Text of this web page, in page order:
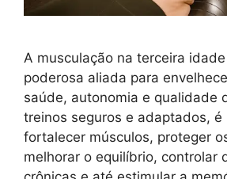
A musculação na terceira
poderosa aliada para
saúde, autonomia e qualidade
treinos seguros e adaptados, é
fortalecer músculos, proteger
melhorar o equilíbrio, controlar